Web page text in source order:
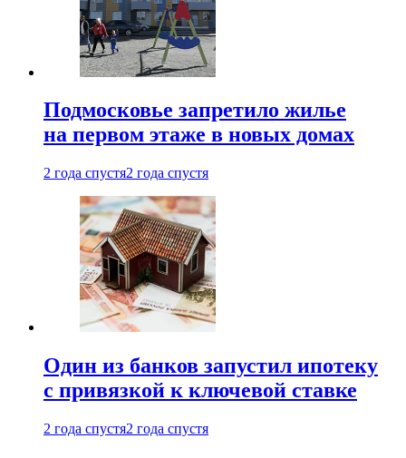
Подмосковье запретило жилье
на первом этаже в новых домах
2 года спустя2 года спустя
Один из банков запустил ипотеку
с привязкой к ключевой ставке
2 года спустя2 года спустя